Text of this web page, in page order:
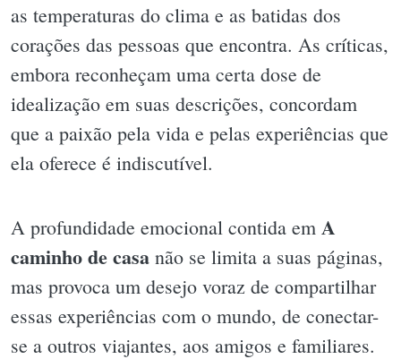
as temperaturas do clima e as batidas dos
corações das pessoas que encontra. As críticas,
embora reconheçam uma certa dose de
idealização em suas descrições, concordam
que a paixão pela vida e pelas experiências que
ela oferece é indiscutível.
A profundidade emocional contida em A
caminho de casa não se limita a suas páginas,
mas provoca um desejo voraz de compartilhar
essas experiências com o mundo, de conectar-
se a outros viajantes, aos amigos e familiares.